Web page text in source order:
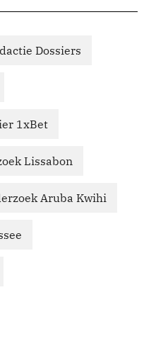
Dossiers
1xBet
Lissabon
Aruba Kwihi